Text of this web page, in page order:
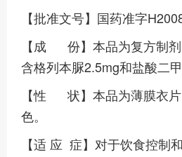
【批准文号】国药准字
【成 份】本品为复方制
含格列本脲2.5mg和盐酸二甲
【性 状】本品为薄膜衣片
色。
【适 应 症】对于饮食控制